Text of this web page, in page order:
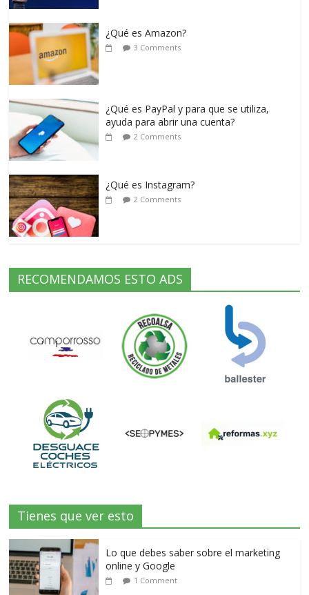
¿Qué es Amazon?
3 Comments
¿Qué es PayPal y para que se utiliza,
ayuda para abrir una cuenta?
2 Comments
¿Qué es Instagram?
2 Comments
RECOMENDAMOS ESTO ADS
Tienes que ver esto
Lo que debes saber sobre el marketing
online y Google
1 Comment